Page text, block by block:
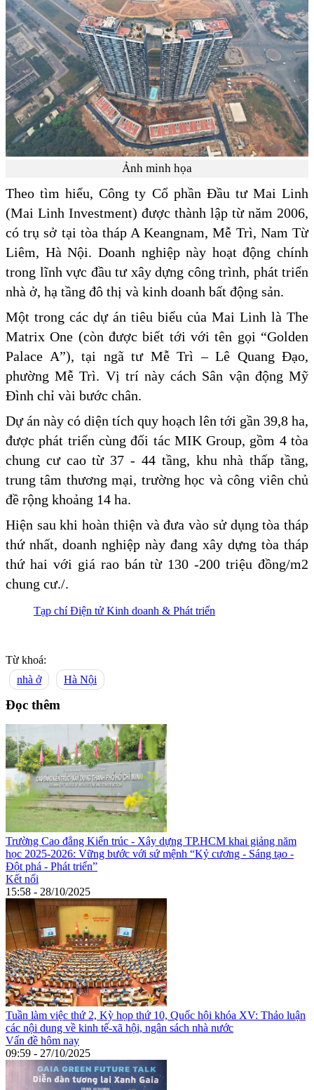
Ảnh minh họa
Theo tìm hiểu, Công ty Cổ phần Đầu tư Mai Linh
(Mai Linh Investment) được thành lập từ năm 2006,
có trụ sở tại tòa tháp A Keangnam, Mễ Trì, Nam Từ
Liêm, Hà Nội. Doanh nghiệp này hoạt động chính
trong lĩnh vực đầu tư xây dựng công trình, phát triển
nhà ở, hạ tầng đô thị và kinh doanh bất động sản.
Một trong các dự án tiêu biểu của Mai Linh là The
Matrix One (còn được biết tới với tên gọi “Golden
Palace A”), tại ngã tư Mễ Trì – Lê Quang Đạo,
phường Mễ Trì. Vị trí này cách Sân vận động Mỹ
Đình chỉ vài bước chân.
Dự án này có diện tích quy hoạch lên tới gần 39,8 ha,
được phát triển cùng đối tác MIK Group, gồm 4 tòa
chung cư cao từ 37 - 44 tầng, khu nhà thấp tầng,
trung tâm thương mại, trường học và công viên chủ
đề rộng khoảng 14 ha.
Hiện sau khi hoàn thiện và đưa vào sử dụng tòa tháp
thứ nhất, doanh nghiệp này đang xây dựng tòa tháp
thứ hai với giá rao bán từ 130 -200 triệu đồng/m2
chung cư./.
Tạp chí Điện tử Kinh doanh & Phát triển
Từ khoá:
nhà ở
Hà Nội
Đọc thêm
Trường Cao đẳng Kiến trúc - Xây dựng TP.HCM khai giảng năm
học 2025-2026: Vững bước với sứ mệnh “Kỷ cương - Sáng tạo -
Đột phá - Phát triển”
Kết nối
15:58 - 28/10/2025
Tuần làm việc thứ 2, Kỳ họp thứ 10, Quốc hội khóa XV: Thảo luận
các nội dung về kinh tế-xã hội, ngân sách nhà nước
Vấn đề hôm nay
09:59 - 27/10/2025